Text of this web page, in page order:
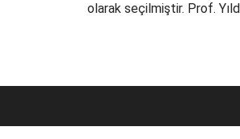
olarak seçilmiştir. Prof.